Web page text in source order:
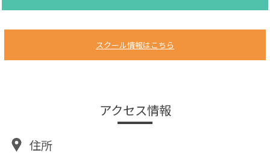
スクール情報はこちら
アクセス情報
住所